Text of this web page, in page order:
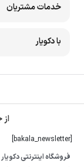
خدمات مشتریان
با دکویار
[bakala_newsletter]
فروشگاه اینترنتی دکویار